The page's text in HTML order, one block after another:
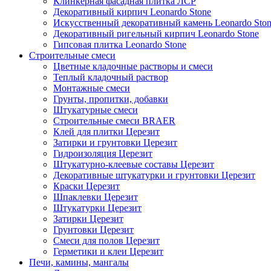
Декоративный кирпич Leonardo Stone
Искусственный декоративный камень Leonardo
Декоративный ригельный кирпич Leonardo Stone
Гипсовая плитка Leonardo Stone
Строительные смеси
Цветные кладочные растворы и смеси
Теплый кладочный раствор
Монтажные смеси
Грунты, пропитки, добавки
Штукатурные смеси
Строительные смеси BRAER
Клей для плитки Церезит
Затирки и грунтовки Церезит
Гидроизоляция Церезит
Штукатурно-клеевые составы Церезит
Декоративные штукатурки и грунтовки Церезит
Краски Церезит
Шпаклевки Церезит
Штукатурки Церезит
Затирки Церезит
Грунтовки Церезит
Смеси для полов Церезит
Герметики и клеи Церезит
Печи, камины, мангалы